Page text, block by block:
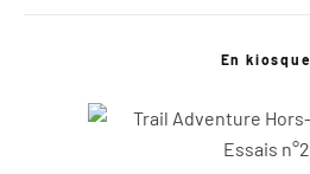
En kiosque